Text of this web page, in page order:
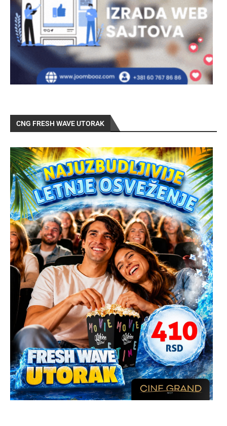
CNG FRESH WAVE UTORAK